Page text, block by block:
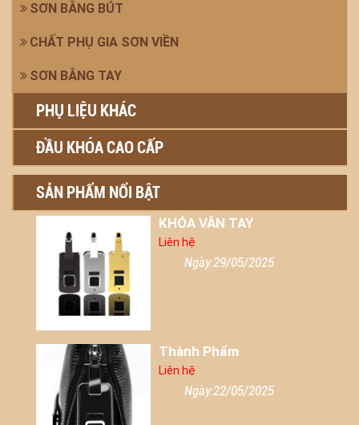
SƠN BẰNG BÚT
CHẤT PHỤ GIA SƠN VIỀN
SƠN BẰNG TAY
PHỤ LIỆU KHÁC
ĐẦU KHÓA CAO CẤP
SẢN PHẨM NỔI BẬT
KHÓA VÂN TAY
Liên hệ
Ngày:29/05/2025
Thành Phẩm
Liên hệ
Ngày:22/05/2025